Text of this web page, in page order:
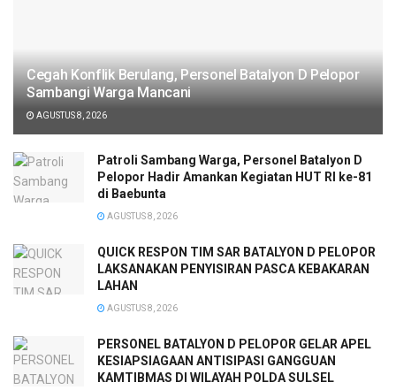
Cegah Konflik Berulang, Personel Batalyon D Pelopor
Sambangi Warga Mancani
AGUSTUS 8, 2026
Patroli Sambang Warga, Personel Batalyon D
Pelopor Hadir Amankan Kegiatan HUT RI ke-81
di Baebunta
AGUSTUS 8, 2026
QUICK RESPON TIM SAR BATALYON D PELOPOR
LAKSANAKAN PENYISIRAN PASCA KEBAKARAN
LAHAN
AGUSTUS 8, 2026
PERSONEL BATALYON D PELOPOR GELAR APEL
KESIAPSIAGAAN ANTISIPASI GANGGUAN
KAMTIBMAS DI WILAYAH POLDA SULSEL